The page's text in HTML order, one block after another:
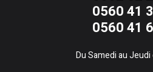
0560 41
0560 41
Du Samedi au Jeudi